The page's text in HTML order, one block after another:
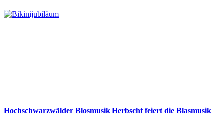
Hochschwarzwälder Blosmusik Herbscht feiert die Blasmusik